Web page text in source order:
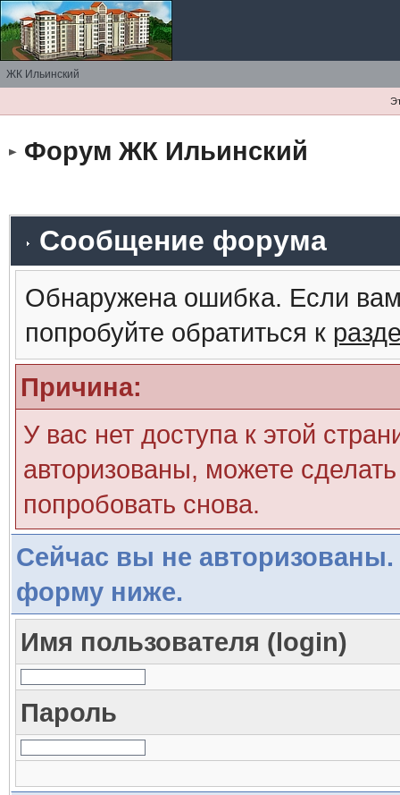
ЖК Ильинский
Форум ЖК Ильинский
Сообщение форума
Обнаружена ошибка. Если
попробуйте обратиться к
Причина:
У вас нет доступа к этой
авторизованы, можете
попробовать снова.
Сейчас вы не авторизованы.
форму ниже.
Имя пользователя (login)
Пароль